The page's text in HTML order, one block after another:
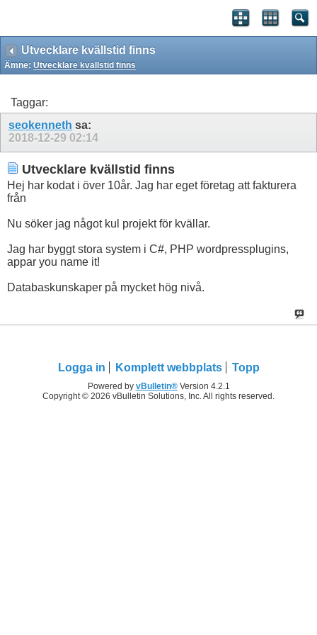
Utvecklare kvällstid finns
Ämne: Utvecklare kvällstid finns
Taggar:
seokenneth sa:
2018-12-29 02:14
Utvecklare kvällstid finns
Hej har kodat i över 10år. Jag har eget företag att fakturera
från
Nu söker jag något kul projekt för kvällar.
Jag har byggt stora system i C#, PHP wordpressplugins,
appar you name it!
Databaskunskaper på mycket hög nivå.
Logga in Komplett webbplats Topp
Powered by vBulletin®Version 4.2.1
Copyright © 2026 vBulletin Solutions, Inc. All rights reserved.